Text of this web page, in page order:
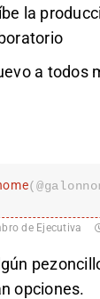
la
a todos
de Ejecutiva
opciones.